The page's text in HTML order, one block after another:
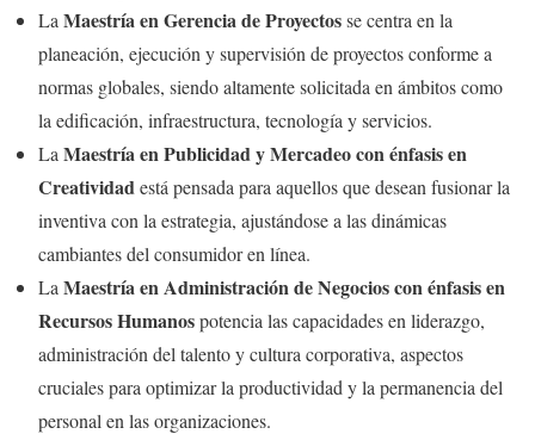
La Maestría en Gerencia de Proyectosse centra en la
planeación, ejecución y supervisión de proyectos conforme a
normas globales, siendo altamente solicitada en ámbitos como
la edificación, infraestructura, tecnología y servicios.
La Maestría en Publicidad y Mercadeo con énfasis en
Creatividadestá pensada para aquellos que desean fusionar la
inventiva con la estrategia, ajustándose a las dinámicas
cambiantes del consumidor en línea.
La Maestría en Administración de Negocios con énfasis en
Recursos Humanospotencia las capacidades en liderazgo,
administración del talento y cultura corporativa, aspectos
cruciales para optimizar la productividad y la permanencia del
personal en las organizaciones.